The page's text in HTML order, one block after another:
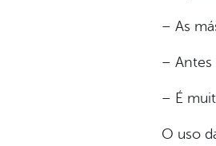
– As
– Antes
– É
O uso